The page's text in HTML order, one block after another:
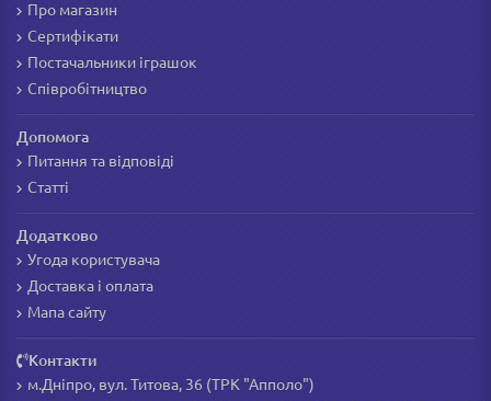
Про магазин
Сертифікати
Постачальники іграшок
Співробітництво
Допомога
Питання та відповіді
Статті
Додатково
Угода користувача
Доставка і оплата
Мапа сайту
Контакти
м.Дніпро, вул. Титова, 36 (ТРК "Апполо")